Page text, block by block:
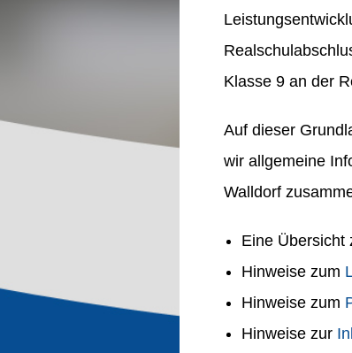
Klasse 9 an der
Auf dieser
wir allgemeine
Walldorf
Eine Übersicht
Hinweise zum
Hinweise zum
Hinweise zur